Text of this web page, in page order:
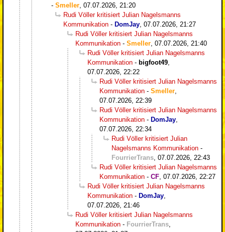
- Smeller 07.07.2026, 21:20
Rudi Völler kritisiert Julian Nagelsmanns
Kommunikation - DomJay 07.07.2026, 21:27
Rudi Völler kritisiert Julian Nagelsmanns
Kommunikation - Smeller 07.07.2026, 21:40
Rudi Völler kritisiert Julian Nagelsmanns
Kommunikation - bigfoot49
07.07.2026, 22:22
Rudi Völler kritisiert Julian Nagelsmanns
Kommunikation - Smeller
07.07.2026, 22:39
Rudi Völler kritisiert Julian Nagelsmanns
Kommunikation - DomJay
07.07.2026, 22:34
Rudi Völler kritisiert Julian
Nagelsmanns Kommunikation -
FourrierTrans 07.07.2026, 22:43
Rudi Völler kritisiert Julian Nagelsmanns
Kommunikation - CF 07.07.2026, 22:27
Rudi Völler kritisiert Julian Nagelsmanns
Kommunikation - DomJay
07.07.2026, 21:46
Rudi Völler kritisiert Julian Nagelsmanns
Kommunikation - FourrierTrans